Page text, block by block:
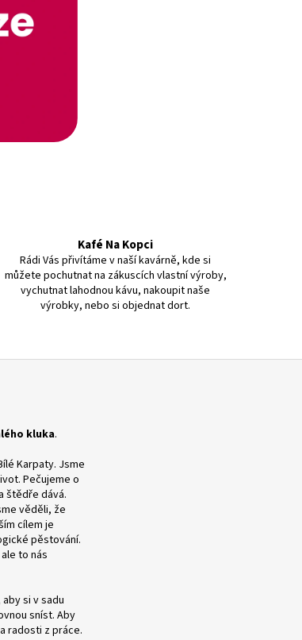
Kafé Na Kopci
Rádi Vás přivítáme v naší kavárně, kde si
můžete pochutnat na zákuscích vlastní výroby,
vychutnat lahodnou kávu, nakoupit naše
výrobky, nebo si objednat dort.
kluka.
Karpaty. Jsme
Pečujeme o
štědře dává.
věděli, že
cílem je
pěstování.
to nás
aby si v sadu
sníst. Aby
a radosti z práce.